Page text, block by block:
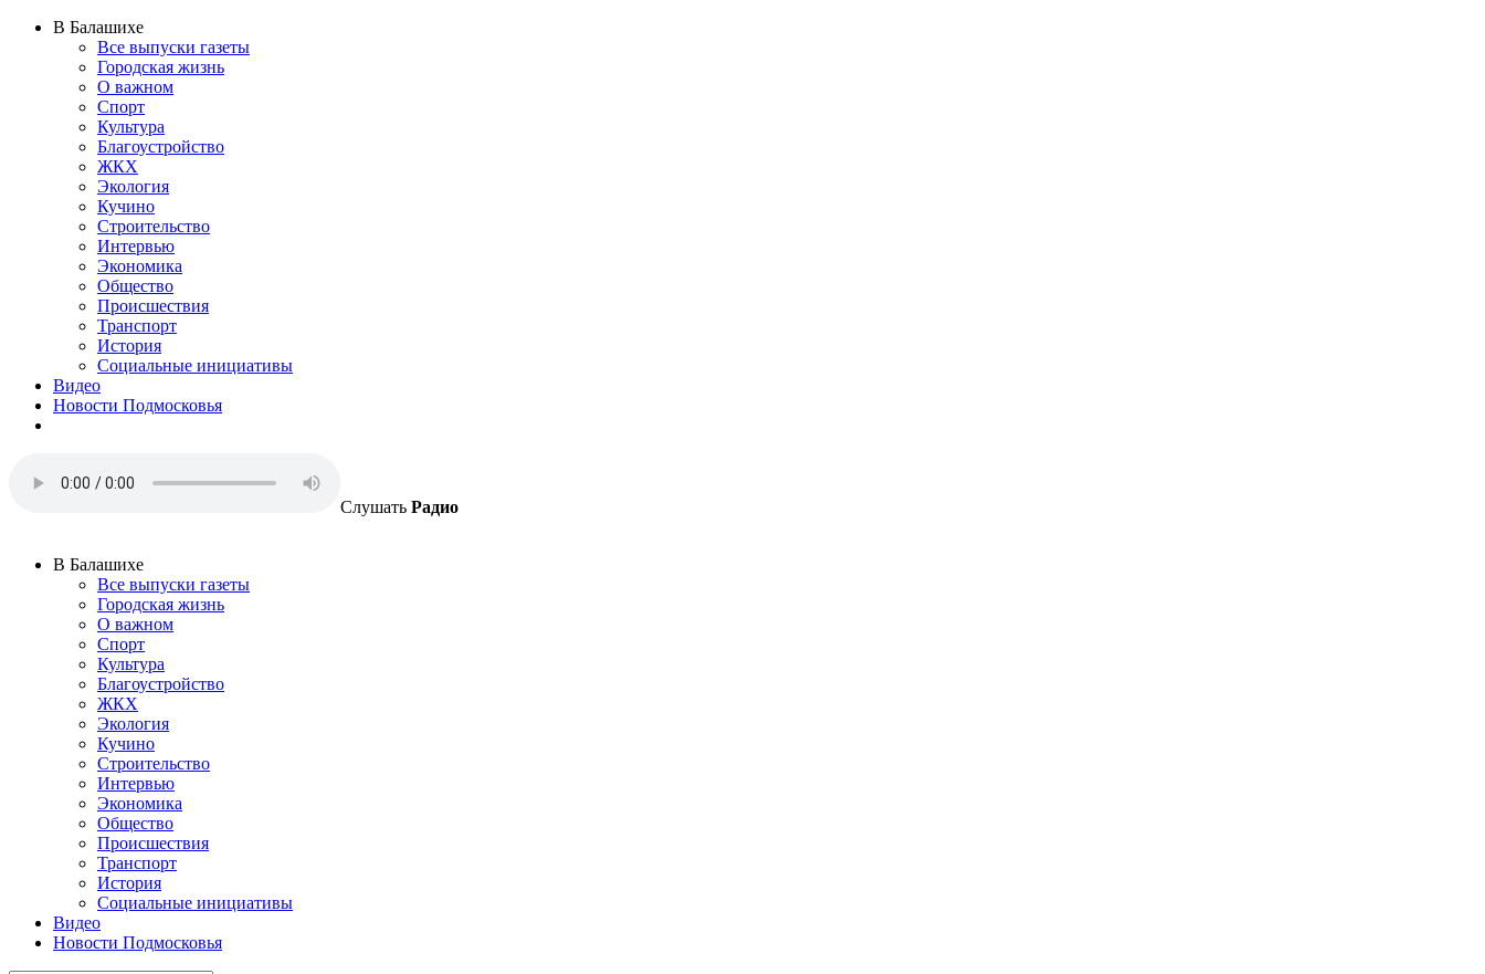
В Балашихе
Все выпуски газеты
Городская жизнь
О важном
Спорт
Культура
Благоустройство
ЖКХ
Экология
Кучино
Строительство
Интервью
Экономика
Общество
Происшествия
Транспорт
История
Социальные инициативы
Видео
Новости Подмосковья
Слушать Радио
В Балашихе
Все выпуски газеты
Городская жизнь
О важном
Спорт
Культура
Благоустройство
ЖКХ
Экология
Кучино
Строительство
Интервью
Экономика
Общество
Происшествия
Транспорт
История
Социальные инициативы
Видео
Новости Подмосковья